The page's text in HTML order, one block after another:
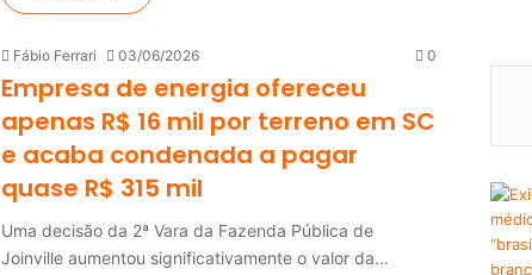
Fábio Ferrari 03/06/2026 0
Empresa de energia ofereceu
apenas R$ 16 mil por terreno em SC
e acaba condenada a pagar
quase R$ 315 mil
Uma decisão da 2ª Vara da Fazenda Pública de
Joinville aumentou significativamente o valor da…